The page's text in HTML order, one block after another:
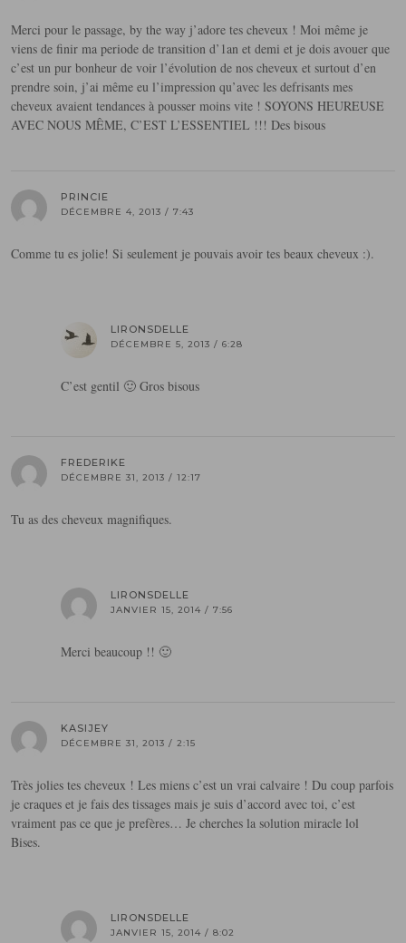
Merci pour le passage, by the way j’adore tes cheveux ! Moi même je
viens de finir ma periode de transition d’1an et demi et je dois avouer que
c’est un pur bonheur de voir l’évolution de nos cheveux et surtout d’en
prendre soin, j’ai même eu l’impression qu’avec les defrisants mes
cheveux avaient tendances à pousser moins vite ! SOYONS HEUREUSE
AVEC NOUS MÊME, C’EST L’ESSENTIEL !!! Des bisous
PRINCIE
DÉCEMBRE 4, 2013 / 7:43
Comme tu es jolie! Si seulement je pouvais avoir tes beaux cheveux :).
LIRONSDELLE
DÉCEMBRE 5, 2013 / 6:28
C’est gentil 🙂 Gros bisous
FREDERIKE
DÉCEMBRE 31, 2013 / 12:17
Tu as des cheveux magnifiques.
LIRONSDELLE
JANVIER 15, 2014 / 7:56
Merci beaucoup !! 🙂
KASIJEY
DÉCEMBRE 31, 2013 / 2:15
Très jolies tes cheveux ! Les miens c’est un vrai calvaire ! Du coup parfois
je craques et je fais des tissages mais je suis d’accord avec toi, c’est
vraiment pas ce que je prefères… Je cherches la solution miracle lol
Bises.
LIRONSDELLE
JANVIER 15, 2014 / 8:02